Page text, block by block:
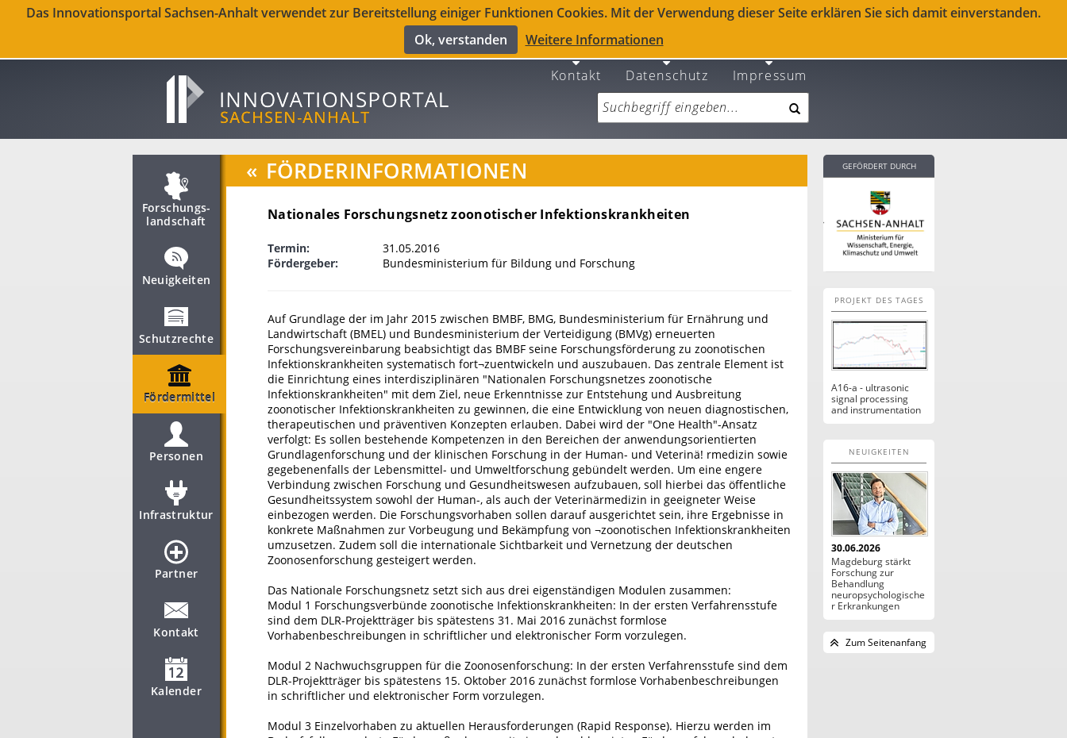
Das Innovationsportal Sachsen-Anhalt verwendet zur Bereitstellung einiger Funktionen Cookies. Mit der Verwendung dieser Seite erklären Sie sich damit einverstanden.
Ok, verstanden
Weitere Informationen
Kontakt Datenschutz Impressum
Forschungs­
landschaft
Neuigkeiten
Schutzrechte
Fördermittel
Personen
Infrastruktur
Partner
Kontakt
Kalender
« FÖRDERINFORMATIONEN
Nationales Forschungsnetz zoonotischer Infektionskrankheiten
Termin:
31.05.2016
Fördergeber:
Bundesministerium für Bildung und Forschung
Auf Grundlage der im Jahr 2015 zwischen BMBF, BMG, Bundesministerium für Ernährung und
Landwirtschaft (BMEL) und Bundesministerium der Verteidigung (BMVg) erneuerten
Forschungsvereinbarung beabsichtigt das BMBF seine Forschungsförderung zu zoonotischen
Infektionskrankheiten systematisch fort¬zuentwickeln und auszubauen. Das zentrale Element ist
die Einrichtung eines interdisziplinären "Nationalen Forschungsnetzes zoonotische
Infektionskrankheiten" mit dem Ziel, neue Erkenntnisse zur Entstehung und Ausbreitung
zoonotischer Infektionskrankheiten zu gewinnen, die eine Entwicklung von neuen diagnostischen,
therapeutischen und präventiven Konzepten erlauben. Dabei wird der "One Health"-Ansatz
verfolgt: Es sollen bestehende Kompetenzen in den Bereichen der anwendungsorientierten
Grundlagenforschung und der klinischen Forschung in der Human- und Veterinä! rmedizin sowie
gegebenenfalls der Lebensmittel- und Umweltforschung gebündelt werden. Um eine engere
Verbindung zwischen Forschung und Gesundheitswesen aufzubauen, soll hierbei das öffentliche
Gesundheitssystem sowohl der Human-, als auch der Veterinärmedizin in geeigneter Weise
einbezogen werden. Die Forschungsvorhaben sollen darauf ausgerichtet sein, ihre Ergebnisse in
konkrete Maßnahmen zur Vorbeugung und Bekämpfung von ¬zoonotischen Infektionskrankheiten
umzusetzen. Zudem soll die internationale Sichtbarkeit und Vernetzung der deutschen
Zoonosenforschung gesteigert werden.
Das Nationale Forschungsnetz setzt sich aus drei eigenständigen Modulen zusammen:
Modul 1 Forschungsverbünde zoonotische Infektionskrankheiten: In der ersten Verfahrensstufe
sind dem DLR-Projektträger bis spätestens 31. Mai 2016 zunächst formlose
Vorhabenbeschreibungen in schriftlicher und elektronischer Form vorzulegen.
Modul 2 Nachwuchsgruppen für die Zoonosenforschung: In der ersten Verfahrensstufe sind dem
DLR-Projektträger bis spätestens 15. Oktober 2016 zunächst formlose Vorhabenbeschreibungen
in schriftlicher und elektronischer Form vorzulegen.
Modul 3 Einzelvorhaben zu aktuellen Herausforderungen (Rapid Response). Hierzu werden im
GEFÖRDERT DURCH
PROJEKT DES TAGES
A16-a - ultrasonic
signal processing
and instrumentation
NEUIGKEITEN
30.06.2026
Magdeburg stärkt
Forschung zur
Behandlung
neuropsychologische
r Erkrankungen
Zum Seitenanfang